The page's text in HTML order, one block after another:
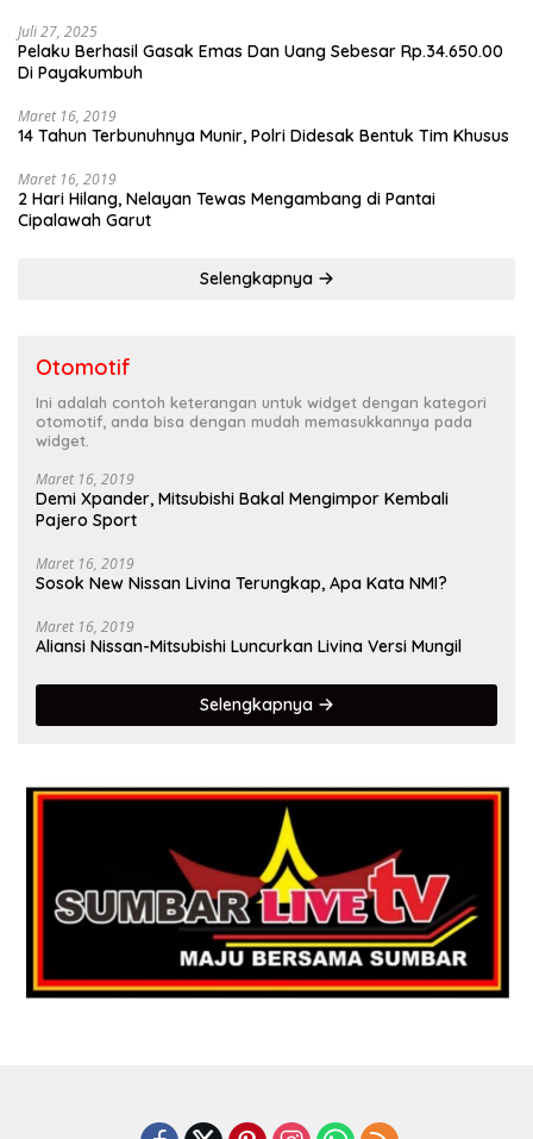
Juli 27, 2025
Pelaku Berhasil Gasak Emas Dan Uang Sebesar Rp.34.650.00
Di Payakumbuh
Maret 16, 2019
14 Tahun Terbunuhnya Munir, Polri Didesak Bentuk Tim Khusus
Maret 16, 2019
2 Hari Hilang, Nelayan Tewas Mengambang di Pantai
Cipalawah Garut
Selengkapnya
Otomotif
Ini adalah contoh keterangan untuk widget dengan kategori
otomotif, anda bisa dengan mudah memasukkannya pada
widget.
Maret 16, 2019
Demi Xpander, Mitsubishi Bakal Mengimpor Kembali
Pajero Sport
Maret 16, 2019
Sosok New Nissan Livina Terungkap, Apa Kata NMI?
Maret 16, 2019
Aliansi Nissan-Mitsubishi Luncurkan Livina Versi Mungil
Selengkapnya